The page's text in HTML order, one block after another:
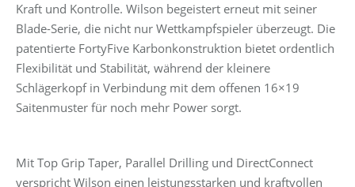
Kraft und Kontrolle. Wilson begeistert erneut mit seiner
Blade-Serie, die nicht nur Wettkampfspieler überzeugt. Die
patentierte FortyFive Karbonkonstruktion bietet ordentlich
Flexibilität und Stabilität, während der kleinere
Schlägerkopf in Verbindung mit dem offenen 16×19
Saitenmuster für noch mehr Power sorgt.
Mit Top Grip Taper, Parallel Drilling und DirectConnect
verspricht Wilson einen leistungsstarken und kraftvollen